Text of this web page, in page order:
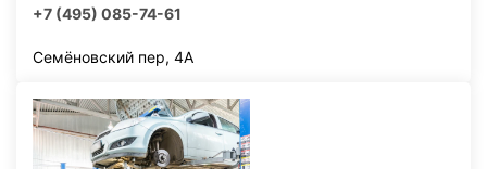
+7 (495) 085-74-61
Семёновский пер, 4А